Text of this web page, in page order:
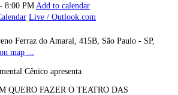
8:00 PM Add to calendar
Live / Outlook.com
Ferraz do Amaral, 415B, São Paulo - SP,
map ...
Cênico apresenta
QUERO FAZER O TEATRO DAS